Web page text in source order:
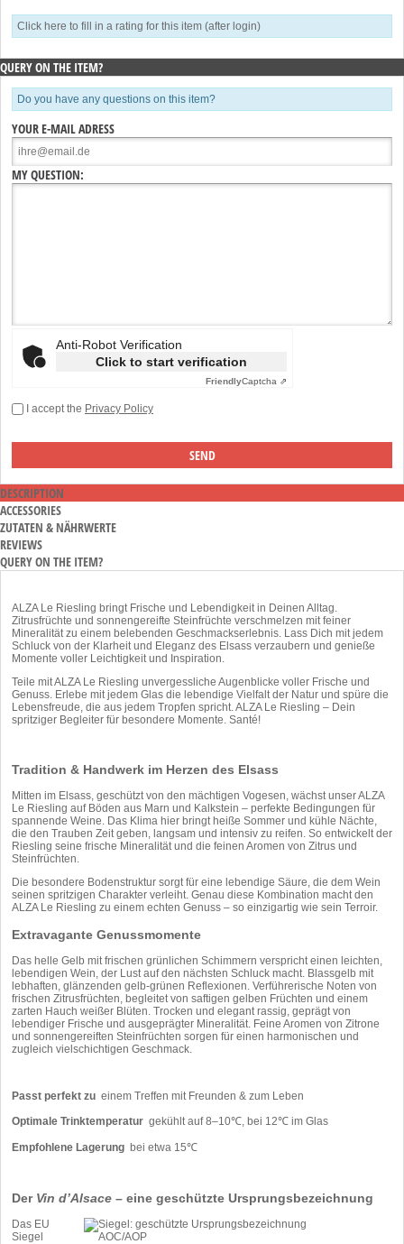
Click here to fill in a rating for this item (after login)
QUERY ON THE ITEM?
Do you have any questions on this item?
YOUR E-MAIL ADRESS
MY QUESTION:
Anti-Robot Verification
Click to start verification
FriendlyCaptcha ⇗
I accept the Privacy Policy
DESCRIPTION
ACCESSORIES
ZUTATEN & NÄHRWERTE
REVIEWS
QUERY ON THE ITEM?
ALZA Le Riesling bringt Frische und Lebendigkeit in Deinen Alltag.
Zitrusfrüchte und sonnengereifte Steinfrüchte verschmelzen mit feiner
Mineralität zu einem belebenden Geschmackserlebnis. Lass Dich mit jedem
Schluck von der Klarheit und Eleganz des Elsass verzaubern und genieße
Momente voller Leichtigkeit und Inspiration.
Teile mit ALZA Le Riesling unvergessliche Augenblicke voller Frische und
Genuss. Erlebe mit jedem Glas die lebendige Vielfalt der Natur und spüre die
Lebensfreude, die aus jedem Tropfen spricht. ALZA Le Riesling – Dein
spritziger Begleiter für besondere Momente. Santé!
Tradition & Handwerk im Herzen des Elsass
Mitten im Elsass, geschützt von den mächtigen Vogesen, wächst unser ALZA
Le Riesling auf Böden aus Marn und Kalkstein – perfekte Bedingungen für
spannende Weine. Das Klima hier bringt heiße Sommer und kühle Nächte,
die den Trauben Zeit geben, langsam und intensiv zu reifen. So entwickelt der
Riesling seine frische Mineralität und die feinen Aromen von Zitrus und
Steinfrüchten.
Die besondere Bodenstruktur sorgt für eine lebendige Säure, die dem Wein
seinen spritzigen Charakter verleiht. Genau diese Kombination macht den
ALZA Le Riesling zu einem echten Genuss – so einzigartig wie sein Terroir.
Extravagante Genussmomente
Das helle Gelb mit frischen grünlichen Schimmern verspricht einen leichten,
lebendigen Wein, der Lust auf den nächsten Schluck macht. Blassgelb mit
lebhaften, glänzenden gelb-grünen Reflexionen. Verführerische Noten von
frischen Zitrusfrüchten, begleitet von saftigen gelben Früchten und einem
zarten Hauch weißer Blüten. Trocken und elegant rassig, geprägt von
lebendiger Frische und ausgeprägter Mineralität. Feine Aromen von Zitrone
und sonnengereiften Steinfrüchten sorgen für einen harmonischen und
zugleich vielschichtigen Geschmack.
Passt perfekt zu einem Treffen mit Freunden & zum Leben
Optimale Trinktemperatur gekühlt auf 8–10℃, bei 12℃ im Glas
Empfohlene Lagerung bei etwa 15℃
Der Vin d’Alsace – eine geschützte Ursprungsbezeichnung
Das EU
Siegel